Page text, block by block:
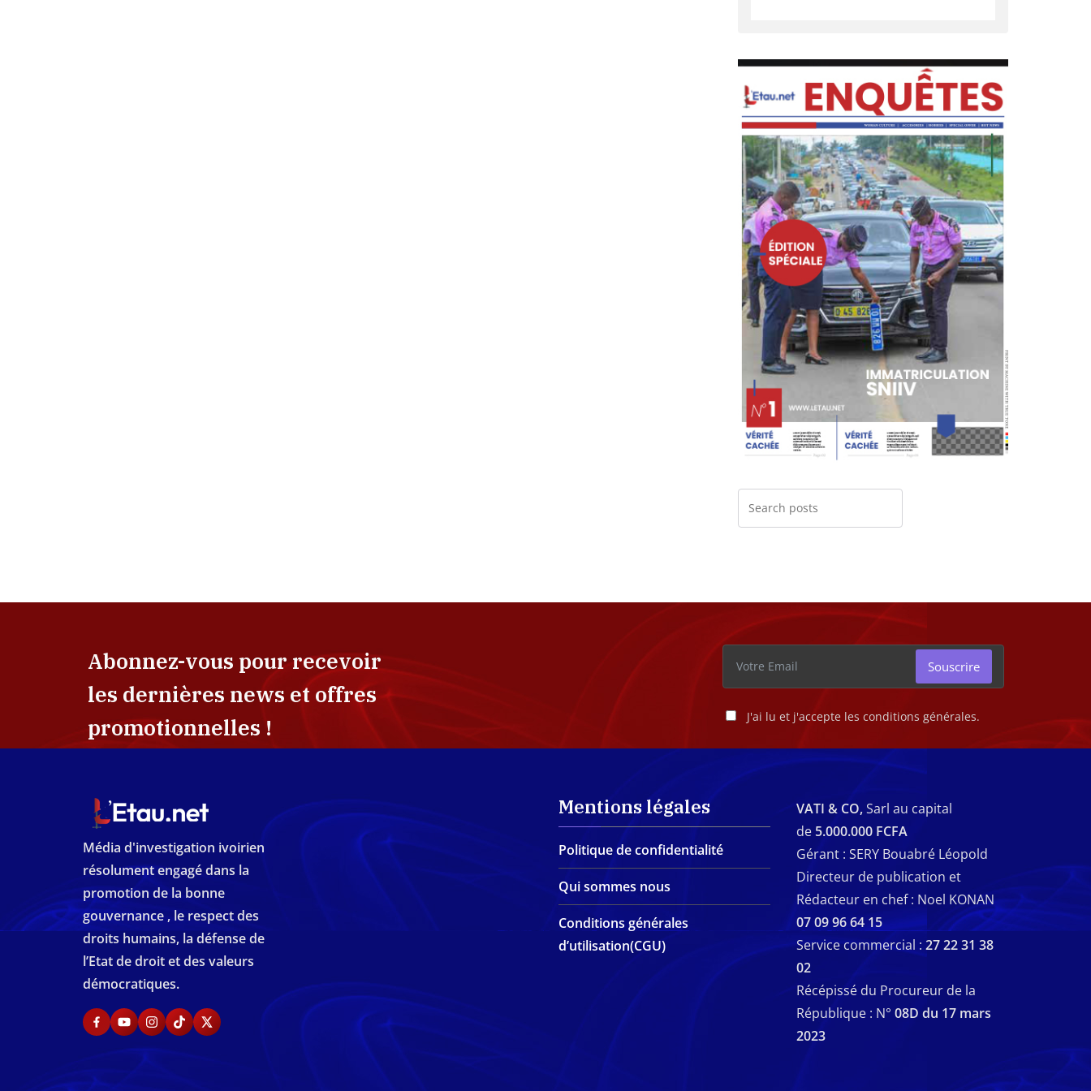
Abonnez-vous pour recevoir
les dernières news et offres
promotionnelles !
J'ai lu et j'accepte les conditions générales.
Souscrire
Média d'investigation ivoirien
résolument engagé dans la
promotion de la bonne
gouvernance , le respect des
droits humains, la défense de
l’Etat de droit et des valeurs
démocratiques.
Mentions légales
Politique de confidentialité
Qui sommes nous
Conditions générales
d’utilisation(CGU)
VATI & CO,Sarl au capital
de 5.000.000 FCFA
Gérant : SERY Bouabré Léopold
Directeur de publication et
Rédacteur en chef : Noel KONAN
07 09 96 64 15
Service commercial : 27 22 31 38
02
Récépissé du Procureur de la
République : N° 08D du 17 mars
2023